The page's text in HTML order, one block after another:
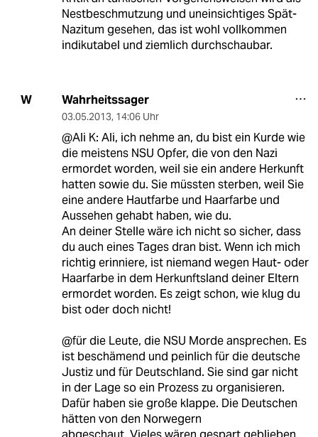
Nestbeschmutzung und uneinsichtiges Spät-
Nazitum gesehen, das ist wohl vollkommen
indikutabel und ziemlich durchschaubar.
W Wahrheitssager
03.05.2013, 14:06 Uhr
@Ali K: Ali, ich nehme an, du bist ein Kurde wie
die meistens NSU Opfer, die von den Nazi
ermordet worden, weil sie ein andere Herkunft
hatten sowie du. Sie müssten sterben, weil Sie
eine andere Hautfarbe und Haarfarbe und
Aussehen gehabt haben, wie du.
An deiner Stelle wäre ich nicht so sicher, dass
du auch eines Tages dran bist. Wenn ich mich
richtig erinniere, ist niemand wegen Haut- oder
Haarfarbe in dem Herkunftsland deiner Eltern
ermordet worden. Es zeigt schon, wie klug du
bist oder doch nicht!
@für die Leute, die NSU Morde ansprechen. Es
ist beschämend und peinlich für die deutsche
Justiz und für Deutschland. Sie sind gar nicht
in der Lage so ein Prozess zu organisieren.
Dafür haben sie große klappe. Die Deutschen
hätten von den Norwegern